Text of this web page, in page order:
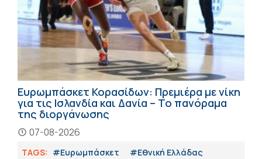
Ευρωμπάσκετ Κορασίδων: Πρεμιέρα με νίκη
για τις Ισλανδία και Δανία – Το πανόραμα
της διοργάνωσης
07-08-2026
TAGS: #Ευρωμπάσκετ
#Εθνική Ελλάδας